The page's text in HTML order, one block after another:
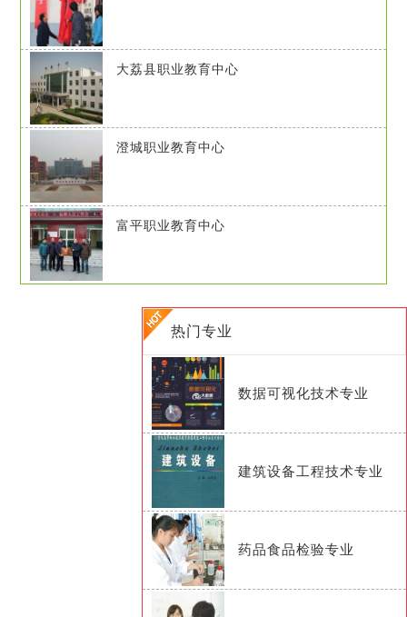
大荔县职业教育中心
澄城职业教育中心
富平职业教育中心
热门专业
数据可视化技术专业
建筑设备工程技术专业
药品食品检验专业